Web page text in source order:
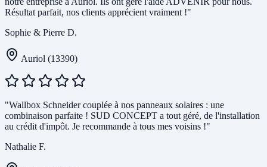
Résultat parfait, nos clients apprécient vraiment !"
Sophie & Pierre D.
Auriol (13390)
"Wallbox Schneider couplée à nos panneaux solaires : une
combinaison parfaite ! SUD CONCEPT a tout géré, de l'installation
au crédit d'impôt. Je recommande à tous mes voisins !"
Nathalie F.